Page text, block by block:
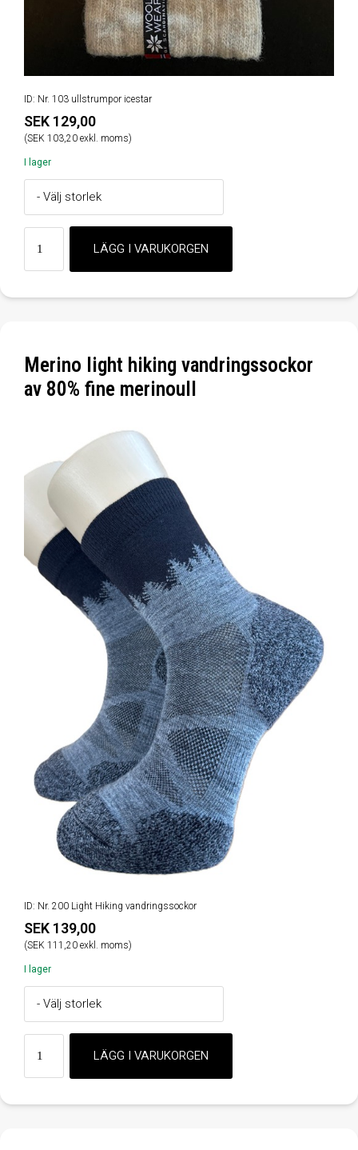
ID: Nr. 103 ullstrumpor icestar
SEK 129,00
(SEK 103,20 exkl. moms)
I lager
Merino light hiking vandringssockor
av 80% fine merinoull
ID: Nr. 200 Light Hiking vandringssockor
SEK 139,00
(SEK 111,20 exkl. moms)
I lager